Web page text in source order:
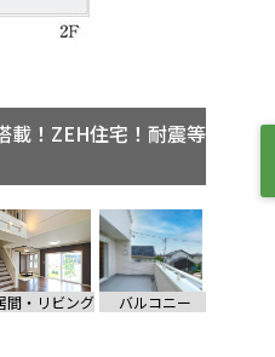
載！ZEH住宅！耐震等
間・リビング バルコニー